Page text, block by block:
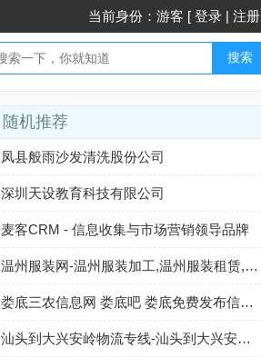
当前身份：游客 [ 登录 | 注册
搜索
随机推荐
凤县般雨沙发清洗股份公司
深圳天设教育科技有限公司
麦客CRM - 信息收集与市场营销领导品牌
温州服装网-温州服装加工,温州服装租赁,温州服装定制,温州库存服装批发,温州服装批发市场
娄底三农信息网 娄底吧 娄底免费发布信息网- 本地 免费 高效
汕头到大兴安岭物流专线-汕头到大兴安岭物流公司-汕头到大兴安岭货运专线-汕头建潮中赢物流